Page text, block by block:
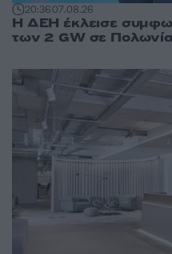
20:3607.08.26
Η ΔΕΗ έκλεισε
των 2 GW σε